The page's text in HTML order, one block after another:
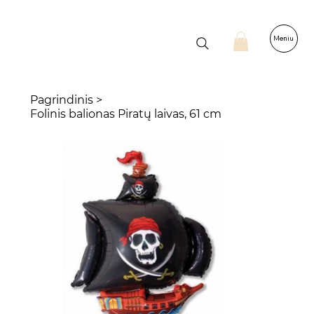
Meniu
Pagrindinis >
Folinis balionas Piratų laivas, 61 cm